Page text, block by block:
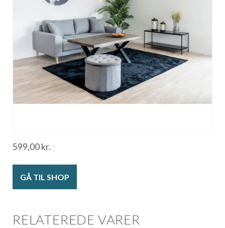
599,00kr.
GÅ TIL SHOP
RELATEREDE VARER